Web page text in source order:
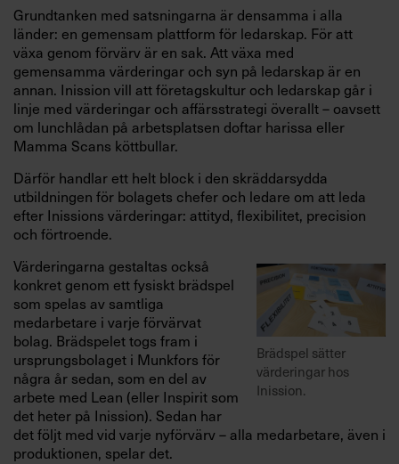
Grundtanken med satsningarna är densamma i alla
länder: en gemensam plattform för ledarskap. För att
växa genom förvärv är en sak. Att växa med
gemensamma värderingar och syn på ledarskap är en
annan. Inission vill att företagskultur och ledarskap går i
linje med värderingar och affärsstrategi överallt – oavsett
om lunchlådan på arbetsplatsen doftar harissa eller
Mamma Scans köttbullar.
Därför handlar ett helt block i den skräddarsydda
utbildningen för bolagets chefer och ledare om att leda
efter Inissions värderingar: attityd, flexibilitet, precision
och förtroende.
Brädspel sätter
värderingar hos
Inission.
Värderingarna gestaltas också
konkret genom ett fysiskt brädspel
som spelas av samtliga
medarbetare i varje förvärvat
bolag. Brädspelet togs fram i
ursprungsbolaget i Munkfors för
några år sedan, som en del av
arbete med Lean (eller Inspirit som
det heter på Inission). Sedan har
det följt med vid varje nyförvärv – alla medarbetare, även i
produktionen, spelar det.